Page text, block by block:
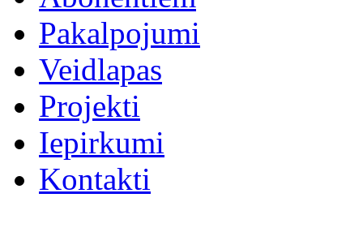
Pakalpojumi
Veidlapas
Projekti
Iepirkumi
Kontakti